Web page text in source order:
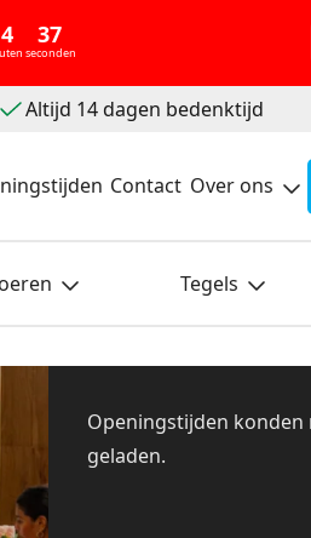
37
seconden
Altijd 14 dagen bedenktijd
Contact Over ons
Tegels
Openingstijden konden
geladen.